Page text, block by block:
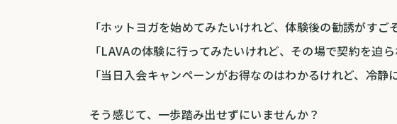
「ホットヨガを始めてみたいけれど、体験後の勧誘がすご
「LAVAの体験に行ってみたいけれど、その場で契約を迫
「当日入会キャンペーンがお得なのはわかるけれど、冷静
そう感じて、一歩踏み出せずにいませんか？